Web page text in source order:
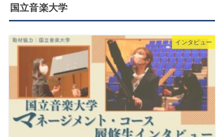
国立音楽大学
インタビュー